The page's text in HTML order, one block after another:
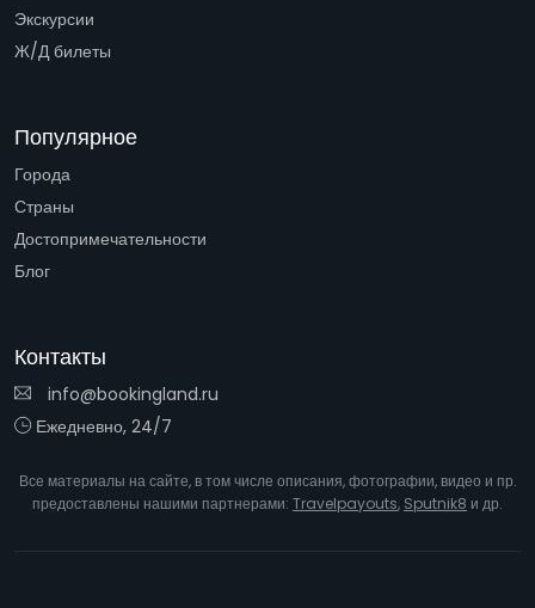
Экскурсии
Ж/Д билеты
Популярное
Города
Страны
Достопримечательности
Блог
Контакты
info@bookingland.ru
Ежедневно, 24/7
Все материалы на сайте, в том числе описания, фотографии, видео и пр.
предоставлены нашими партнерами: Travelpayouts, Sputnik8 и др.